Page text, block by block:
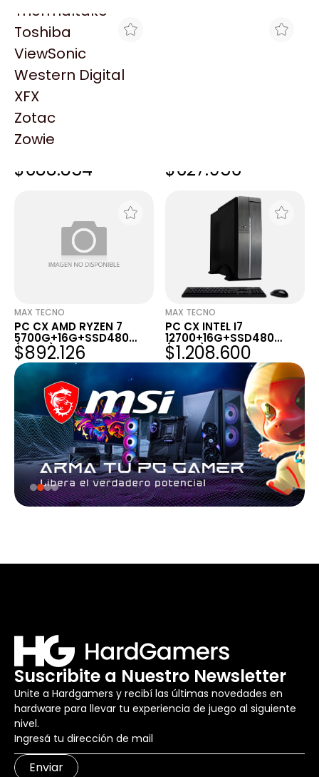
Thermaltake
Toshiba
ViewSonic
Western Digital
XFX
Zotac
Zowie
PC CX AMD RYZEN 5
$688.854 $627.956
MAX TECNO
PC CX AMD RYZEN 7
5700G+16G+SSD480
(ASUS)
$892.126
MAX TECNO
PC CX INTEL I7
12700+16G+SSD480
(ASUS)
$1.208.600
Suscribite a Nuestro Newsletter
Unite a Hardgamers y recibí las últimas novedades en
hardware para llevar tu experiencia de juego al siguiente
nivel.
Enviar